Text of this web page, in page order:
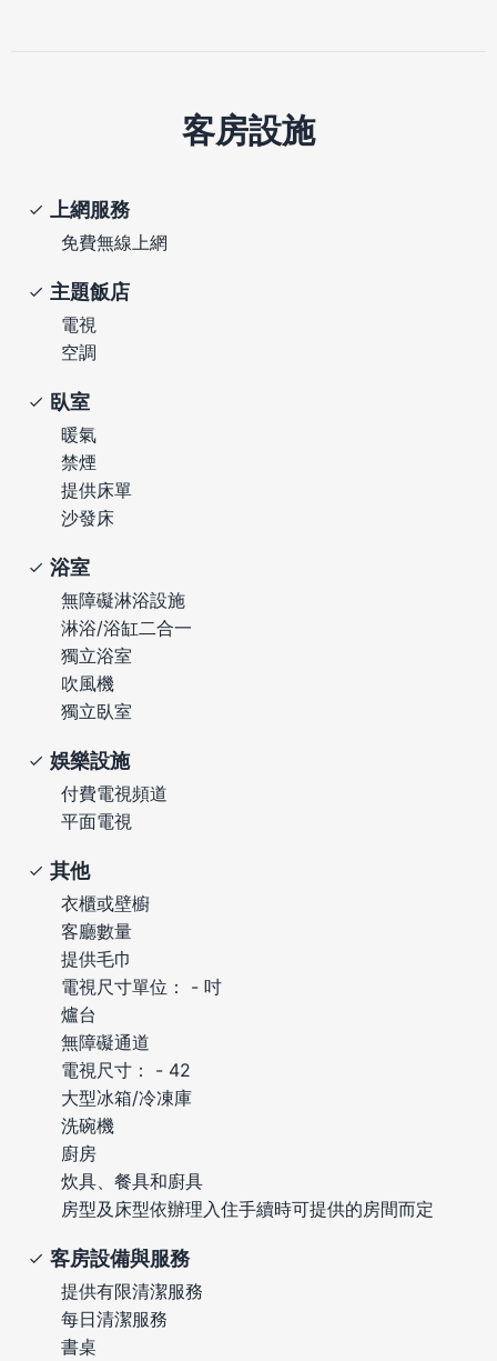
客房設施
上網服務
免費無線上網
主題飯店
電視
空調
臥室
暖氣
禁煙
提供床單
沙發床
浴室
無障礙淋浴設施
淋浴/浴缸二合一
獨立浴室
吹風機
獨立臥室
娛樂設施
付費電視頻道
平面電視
其他
衣櫃或壁櫥
客廳數量
提供毛巾
電視尺寸單位： - 吋
爐台
無障礙通道
電視尺寸： - 42
大型冰箱/冷凍庫
洗碗機
廚房
炊具、餐具和廚具
房型及床型依辦理入住手續時可提供的房間而定
客房設備與服務
提供有限清潔服務
每日清潔服務
書桌